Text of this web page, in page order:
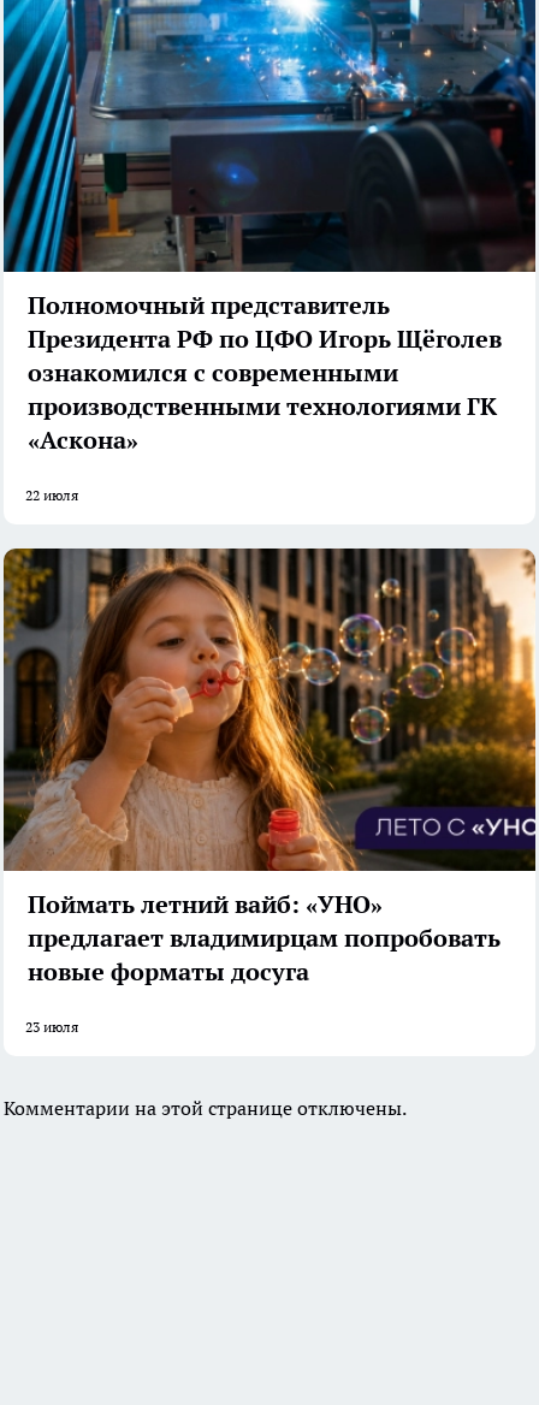
Полномочный представитель
Президента РФ по ЦФО Игорь Щёголев
ознакомился с современными
производственными технологиями ГК
«Аскона»
22 июля
Поймать летний вайб: «УНО»
предлагает владимирцам попробовать
новые форматы досуга
23 июля
Комментарии на этой странице отключены.